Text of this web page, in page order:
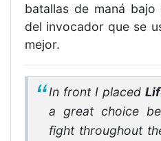
batallas de maná
del invocador que se
mejor.
In front I placed
a great choice
fight throughout